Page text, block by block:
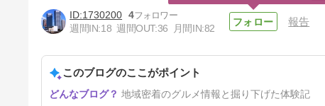
【鹿島田 冷やし麺】グレープ
フルーツを搾って味変！20日
1730200 4
週間IN:18 週間OUT:36 月間IN:82
報告
このブログのここがポイント
地域密着のグルメ情報と掘り下げた体験記